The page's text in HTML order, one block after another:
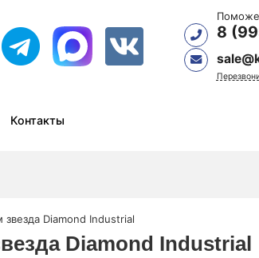
8
Контакты
Diamond Industrial
Diamond Industrial